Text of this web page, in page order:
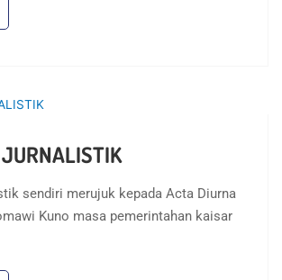
sendiri merujuk kepada Acta Diurna
Kuno masa pemerintahan kaisar